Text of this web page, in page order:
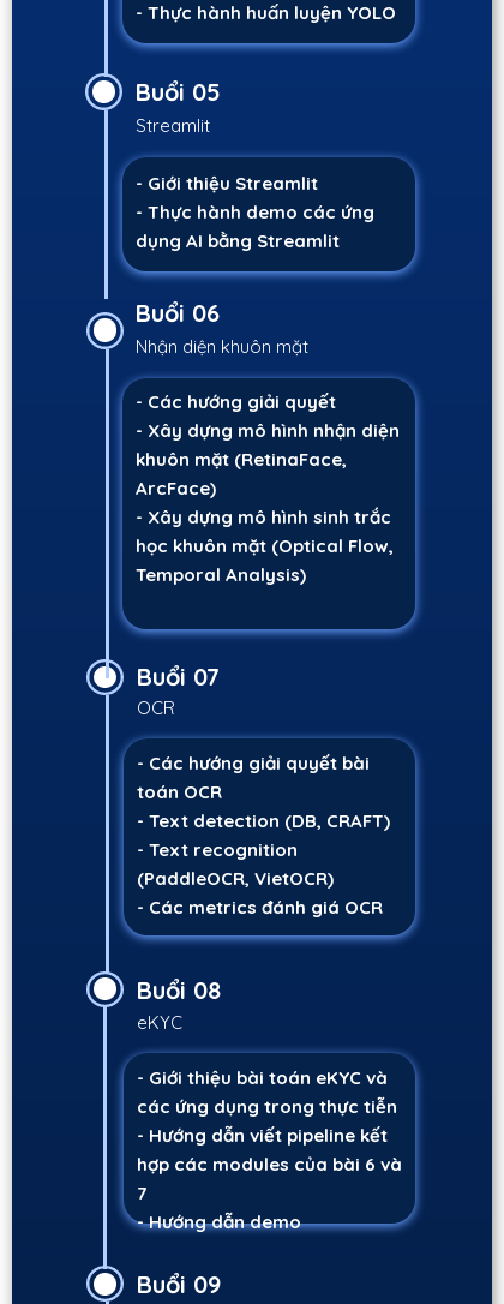
eKYC
- Giới thiệu bài toán eKYC và
các ứng dụng trong thực tiễn
- Hướng dẫn viết pipeline kết
hợp các modules của bài 6 và
7
- Hướng dẫn demo
Buổi 08
OCR
- Các hướng giải quyết bài
toán OCR
- Text detection (DB, CRAFT)
- Text recognition
(PaddleOCR, VietOCR)
- Các metrics đánh giá OCR
Buổi 07
Buổi 09
- Thực hành huấn luyện YOLO
Nhận diện khuôn mặt
- Các hướng giải quyết
- Xây dựng mô hình nhận diện
khuôn mặt (RetinaFace,
ArcFace)
- Xây dựng mô hình sinh trắc
học khuôn mặt (Optical Flow,
Temporal Analysis)
Buổi 06
Streamlit
- Giới thiệu Streamlit
- Thực hành demo các ứng
dụng AI bằng Streamlit
Buổi 05